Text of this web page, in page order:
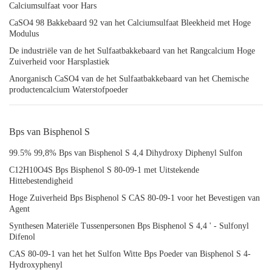
Calciumsulfaat voor Hars
CaSO4 98 Bakkebaard 92 van het Calciumsulfaat Bleekheid met Hoge
Modulus
De industriële van de het Sulfaatbakkebaard van het Rangcalcium Hoge
Zuiverheid voor Harsplastiek
Anorganisch CaSO4 van de het Sulfaatbakkebaard van het Chemische
productencalcium Waterstofpoeder
Bps van Bisphenol S
99.5% 99,8% Bps van Bisphenol S 4,4 Dihydroxy Diphenyl Sulfon
C12H10O4S Bps Bisphenol S 80-09-1 met Uitstekende
Hittebestendigheid
Hoge Zuiverheid Bps Bisphenol S CAS 80-09-1 voor het Bevestigen van
Agent
Synthesen Materiële Tussenpersonen Bps Bisphenol S 4,4 ' - Sulfonyl
Difenol
CAS 80-09-1 van het het Sulfon Witte Bps Poeder van Bisphenol S 4-
Hydroxyphenyl